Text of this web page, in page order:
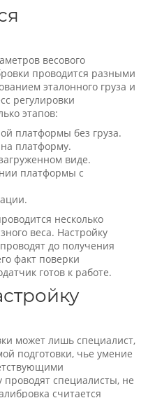
весового
проводится разными
эталонного груза и
регулировки
этапов:
платформы без груза.
на платформу.
виде.
платформы с
несколько
веса. Настройку
до получения
факт поверки
готов к работе.
может лишь специалист,
подготовки, чье умение
проводят специалисты, не
считается